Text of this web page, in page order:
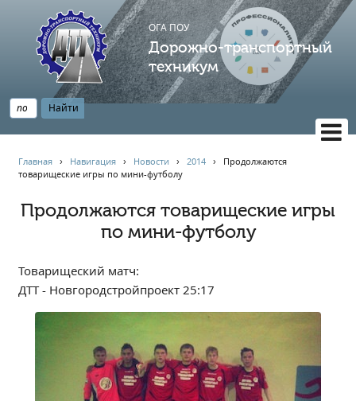
ОГА ПОУ
Дорожно-транспортный
техникум
НАВИГАЦИЯ
Главная
Профессионалитет
Опрос по качеству образования
Новости
Наблюдательный совет
Информация
Независимая оценка качества
Профориентация
Главная › Навигация › Новости ›2014 › Продолжаются
товарищеские игры по мини-футболу
Продолжаются товарищеские игры
по мини-футболу
Товарищеский матч:
ДТТ - Новгородстройпроект 25:17